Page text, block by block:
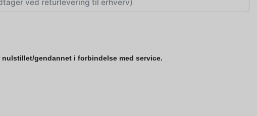
gendannet i forbindelse med service.